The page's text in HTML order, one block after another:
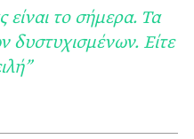
είναι το σήμερα. Τα
δυστυχισμένων. Είτε